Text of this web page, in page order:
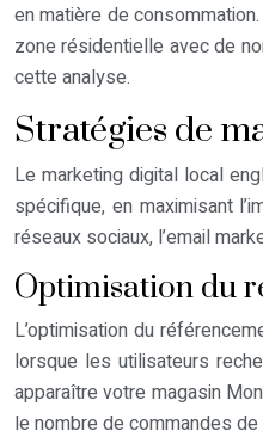
en matière de
zone résidentielle avec de
cette analyse.
Stratégies de
Le marketing digital local
spécifique, en maximisant
réseaux sociaux, l’email
Optimisation du
L’optimisation du
lorsque les utilisateurs
apparaître votre magasin
le nombre de commandes de